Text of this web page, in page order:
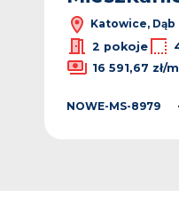
Katowice, Dąb
2 pokoje
16 591,67 zł/m
NOWE-MS-8979